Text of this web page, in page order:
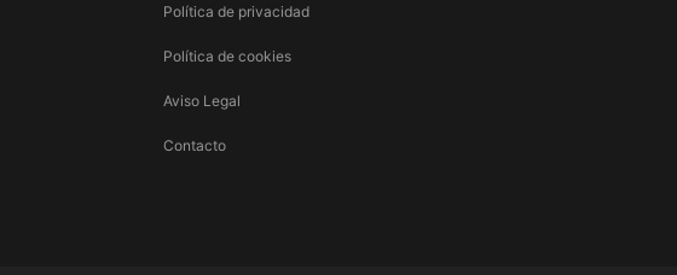
Política de privacidad
Política de cookies
Aviso Legal
Contacto